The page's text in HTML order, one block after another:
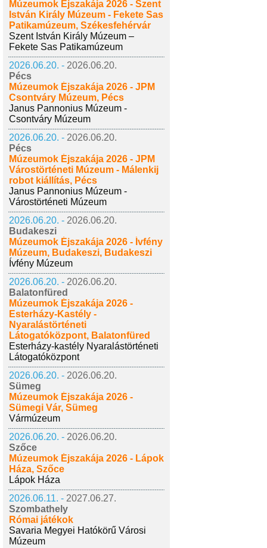
Múzeumok Éjszakája 2026 - Szent
István Király Múzeum - Fekete Sas
Patikamúzeum, Székesfehérvár
Szent István Király Múzeum –
Fekete Sas Patikamúzeum
2026.06.20. - 2026.06.20.
Pécs
Múzeumok Éjszakája 2026 - JPM
Csontváry Múzeum, Pécs
Janus Pannonius Múzeum -
Csontváry Múzeum
2026.06.20. - 2026.06.20.
Pécs
Múzeumok Éjszakája 2026 - JPM
Várostörténeti Múzeum - Málenkij
robot kiállítás, Pécs
Janus Pannonius Múzeum -
Várostörténeti Múzeum
2026.06.20. - 2026.06.20.
Budakeszi
Múzeumok Éjszakája 2026 - Ívfény
Múzeum, Budakeszi, Budakeszi
Ívfény Múzeum
2026.06.20. - 2026.06.20.
Balatonfüred
Múzeumok Éjszakája 2026 -
Esterházy-Kastély -
Nyaralástörténeti
Látogatóközpont, Balatonfüred
Esterházy-kastély Nyaralástörténeti
Látogatóközpont
2026.06.20. - 2026.06.20.
Sümeg
Múzeumok Éjszakája 2026 -
Sümegi Vár, Sümeg
Vármúzeum
2026.06.20. - 2026.06.20.
Szőce
Múzeumok Éjszakája 2026 - Lápok
Háza, Szőce
Lápok Háza
2026.06.11. - 2027.06.27.
Szombathely
Római játékok
Savaria Megyei Hatókörű Városi
Múzeum